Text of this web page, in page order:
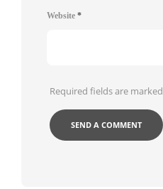
Website *
Required fields are marked